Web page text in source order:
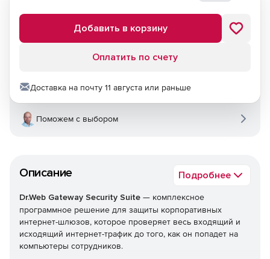
Описание Подробнее
Dr.Web Gateway Security Suite — комплексное
программное решение для защиты корпоративных
интернет-шлюзов, которое проверяет весь входящий и
исходящий интернет-трафик до того, как он попадет на
компьютеры сотрудников.
Добавить в корзину
Оплатить по счету
Доставка на почту 11 августа или раньше
Поможем с выбором